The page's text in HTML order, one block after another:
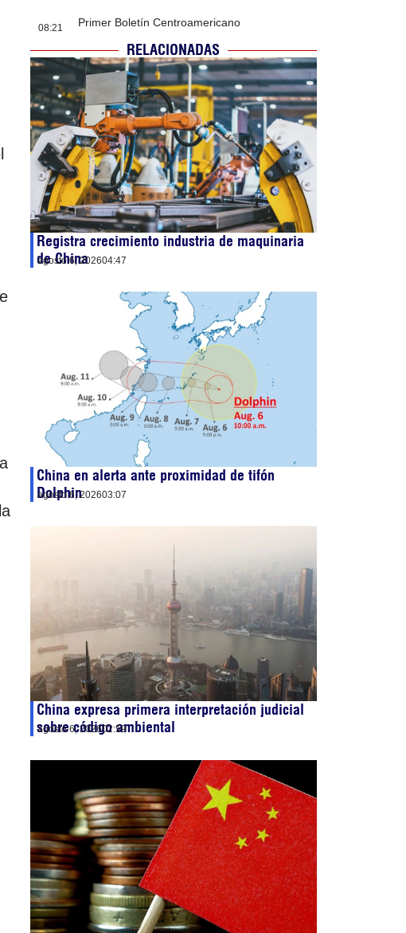
08:21 Primer Boletín Centroamericano
RELACIONADAS
Registra crecimiento industria de maquinaria
de China
agosto 6, 202604:47
China en alerta ante proximidad de tifón
Dolphin
agosto 6, 202603:07
China expresa primera interpretación judicial
sobre código ambiental
agosto 6, 202602:59